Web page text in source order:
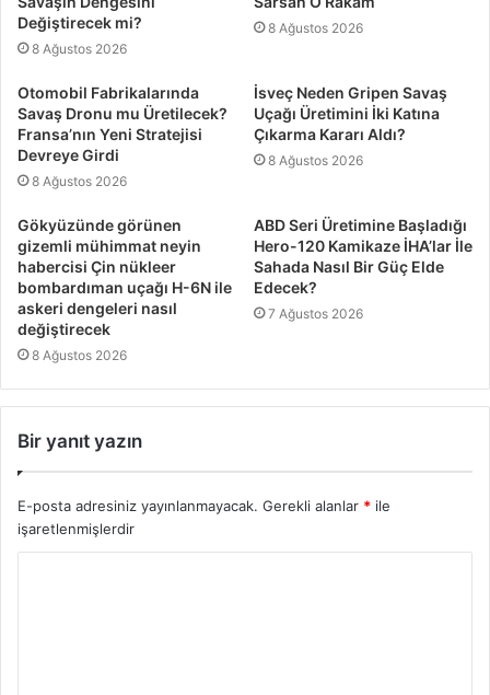
Değiştirecek mi?
8 Ağustos 2026
8 Ağustos 2026
Otomobil Fabrikalarında
Savaş Dronu mu Üretilecek?
Fransa’nın Yeni Stratejisi
Devreye Girdi
8 Ağustos 2026
İsveç Neden Gripen Savaş
Uçağı Üretimini İki Katına
Çıkarma Kararı Aldı?
8 Ağustos 2026
Gökyüzünde görünen
gizemli mühimmat neyin
habercisi Çin nükleer
bombardıman uçağı H-6N ile
askeri dengeleri nasıl
değiştirecek
8 Ağustos 2026
ABD Seri Üretimine Başladığı
Hero-120 Kamikaze İHA’lar İle
Sahada Nasıl Bir Güç Elde
Edecek?
7 Ağustos 2026
Bir yanıt yazın
E-posta adresiniz yayınlanmayacak. Gerekli alanlar * ile
işaretlenmişlerdir